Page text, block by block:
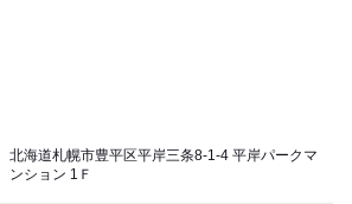
北海道札幌市豊平区平岸三条8-1-4 平岸パークマ
ンション 1Ｆ